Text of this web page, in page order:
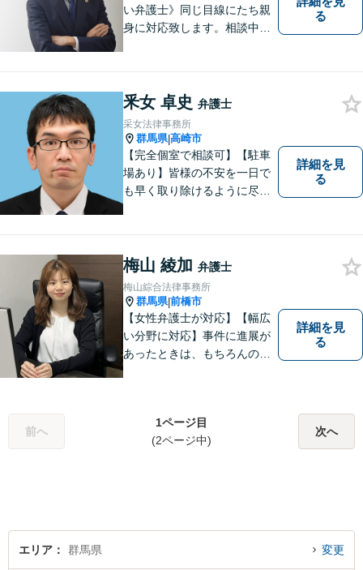
い弁護士》同じ目線にたち親
身に対応致します。相談中も
い合わせください。
る
釆女 卓史 弁護士
采女法律事務所
群馬県|高崎市
【完全個室で相談可】【駐車
場あり】皆様の不安を一日で
も早く取り除けるように尽力
す。 ※お電話やメールでの無
料法律相談は行っておりませ
ん。
詳細を見
る
梅山 綾加 弁護士
梅山綜合法律事務所
群馬県|前橋市
【女性弁護士が対応】【幅広
い分野に対応】事件に進展が
あったときは、もちろんのこ
相談者様のお話を丁寧にお聞
きし、常にご依頼者様に寄り
詳細を見
る
前へ
1ページ目
(2ページ中)
次へ
エリア 群馬県 変更